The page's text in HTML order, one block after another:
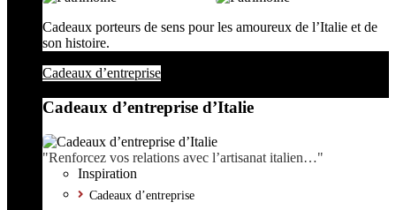
Cadeaux porteurs de sens pour les amoureux de l’Italie et de
son histoire.
Cadeaux d’entreprise
Cadeaux d’entreprise d’Italie
"Renforcez vos relations avec l’artisanat italien…"
Inspiration
Cadeaux d’entreprise